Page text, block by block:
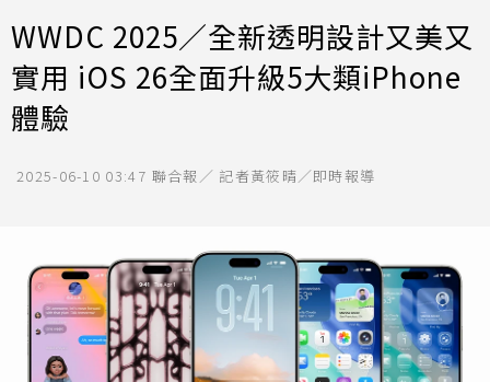
WWDC 2025／全新透明設計又美又
實用 iOS 26全面升級5大類iPhone
體驗
2025-06-10 03:47 聯合報／ 記者黃筱晴／即時報導